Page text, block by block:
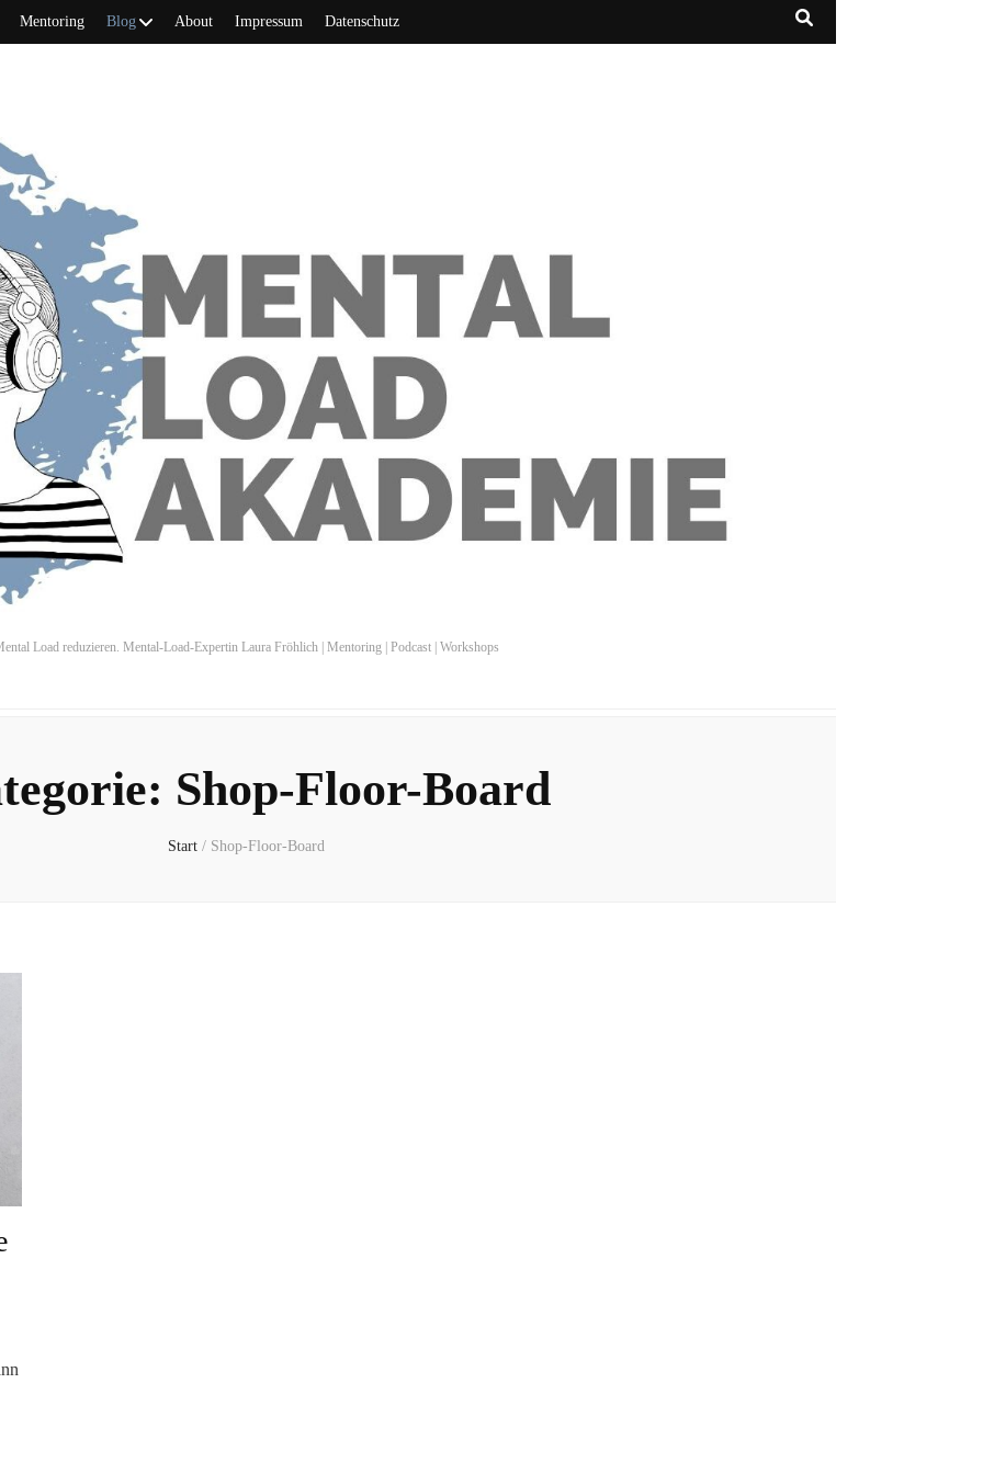
Mentoring Blog About Impressum Datenschutz
Load reduzieren. Mental-Load-Expertin Laura Fröhlich | Mentoring | Podcast | Workshops
Shop-Floor-Board
Start / Shop-Floor-Board